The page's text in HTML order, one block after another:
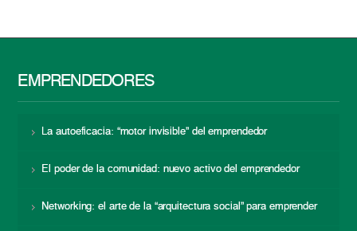
EMPRENDEDORES
La autoeficacia: “motor invisible” del emprendedor
El poder de la comunidad: nuevo activo del emprendedor
Networking: el arte de la “arquitectura social” para emprender